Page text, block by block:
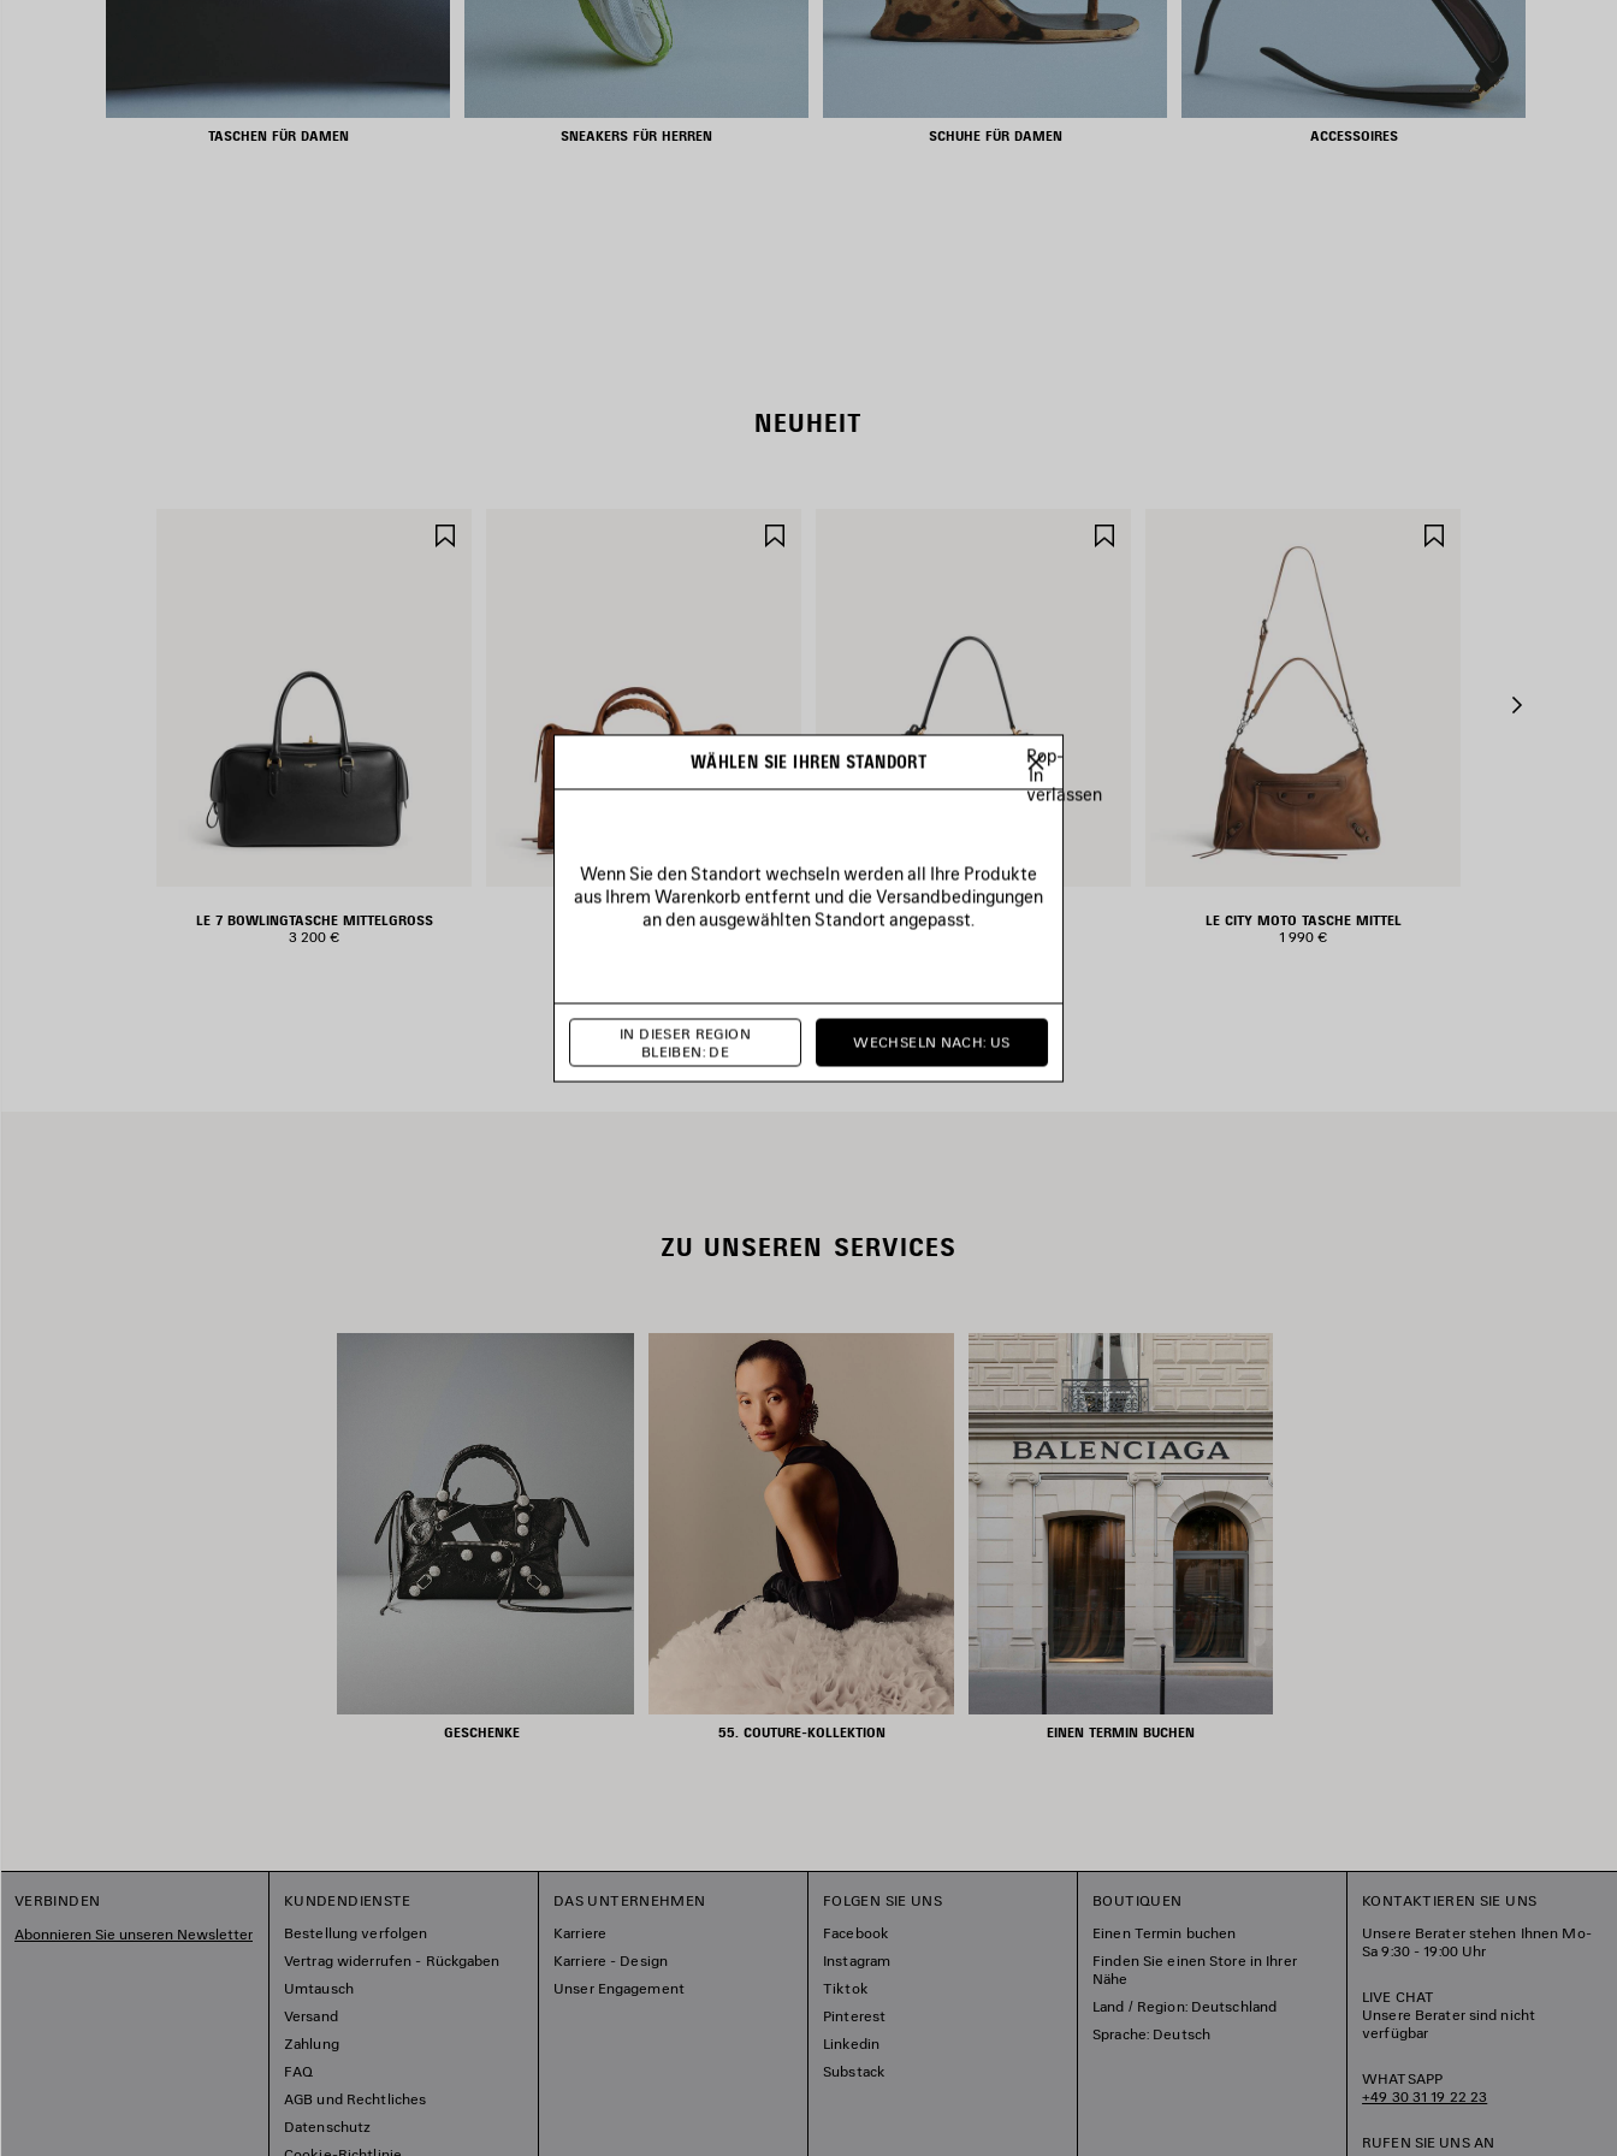
TASCHEN FÜR DAMEN SNEAKERS FÜR HERREN SCHUHE FÜR DAMEN ACCESSOIRES
NEUHEIT
LE 7 BOWLINGTASCHE MITTELGROSS
3 200 €
LE CITY TASCHE MITTEL
RODEO HANDTASCHE KLEIN
LE CITY MOTO TASCHE MITTEL
1 990 €
ZU UNSEREN SERVICES
GESCHENKE 55. COUTURE-KOLLEKTION EINEN TERMIN BUCHEN
VERBINDEN
Abonnieren Sie unseren Newsletter
KUNDENDIENSTE
Bestellung verfolgen
Vertrag widerrufen - Rückgaben
Umtausch
Versand
Zahlung
FAQ
AGB und Rechtliches
Datenschutz
DAS UNTERNEHMEN
Karriere
Karriere - Design
Unser Engagement
FOLGEN SIE UNS
Facebook
Instagram
Tiktok
Pinterest
Linkedin
Substack
BOUTIQUEN
Einen Termin buchen
Finden Sie einen Store in Ihrer
Nähe
Land / Region: Deutschland
Sprache: Deutsch
KONTAKTIEREN SIE UNS
Unsere Berater stehen Ihnen Mo-
Sa 9:30 - 19:00 Uhr
LIVE CHAT
Unsere Berater sind nicht
verfügbar
WHATSAPP
+49 30 31 19 22 23
RUFEN SIE UNS AN
WÄHLEN SIE IHREN STANDORT
Pop-
In
verlassen
Wenn Sie den Standort wechseln werden all Ihre Produkte
aus Ihrem Warenkorb entfernt und die Versandbedingungen
an den ausgewählten Standort angepasst.
IN DIESER REGION
BLEIBEN: DE
WECHSELN NACH: US